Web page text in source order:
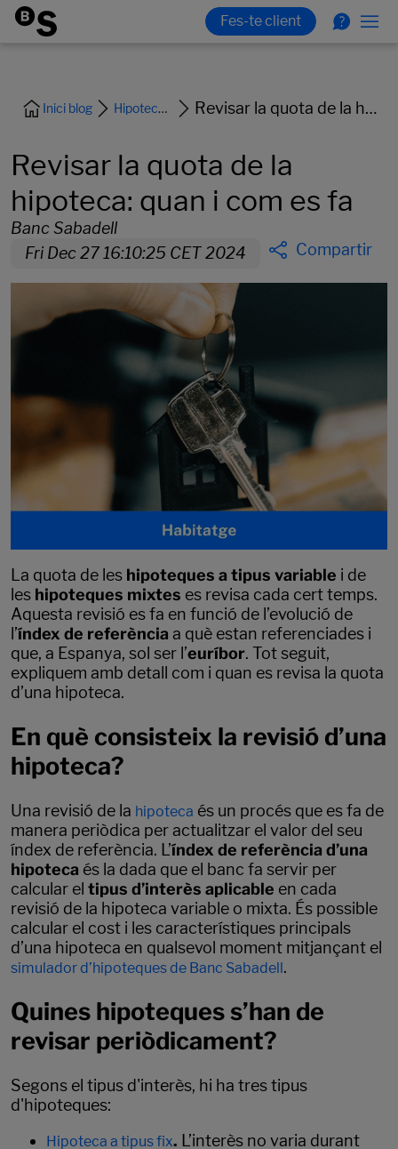
Inici blog Hipoteca i habitatge Revisar la quota de la hipoteca: quan i com es fa
Revisar la quota de la
hipoteca: quan i com es fa
Banc Sabadell
Fri Dec 27 16:10:25 CET 2024
Compartir
La quota de les hipoteques a tipus variable i de
les hipoteques mixtes es revisa cada cert temps.
Aquesta revisió es fa en funció de l’evolució de
l’índex de referència a què estan referenciades i
que, a Espanya, sol ser l’euríbor. Tot seguit,
expliquem amb detall com i quan es revisa la quota
d’una hipoteca.
En què consisteix la revisió d’una
hipoteca?
Una revisió de la hipoteca és un procés que es fa de
manera periòdica per actualitzar el valor del seu
índex de referència. L’índex de referència d’una
hipoteca és la dada que el banc fa servir per
calcular el tipus d’interès aplicable en cada
revisió de la hipoteca variable o mixta. És possible
calcular el cost i les característiques principals
d’una hipoteca en qualsevol moment mitjançant el
simulador d’hipoteques de Banc Sabadell.
Quines hipoteques s’han de
revisar periòdicament?
Segons el tipus d'interès, hi ha tres tipus
d'hipoteques:
Hipoteca a tipus fix. L’interès no varia durant